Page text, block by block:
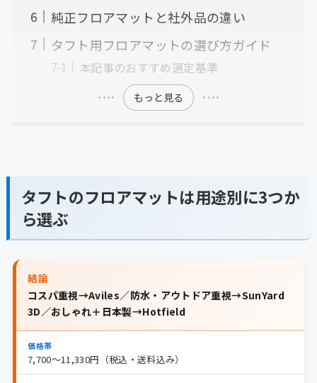
純正フロアマットと社外品の違い
タフト用フロアマットの選び方ガイド
本記事のおすすめ選定基準
もっと見る
タフトのフロアマットは用途別に3つか
ら選ぶ
結論
コスパ重視→Aviles／防水・アウトドア重視→SunYard
3D／おしゃれ＋日本製→Hotfield
価格帯
7,700〜11,330円（税込・送料込み）